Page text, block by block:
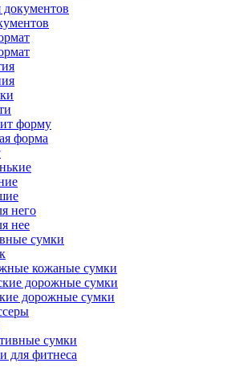
форму
форма
него
нее
сумки
кожаные сумки
дорожные сумки
дорожные сумки
сумки
для фитнеса